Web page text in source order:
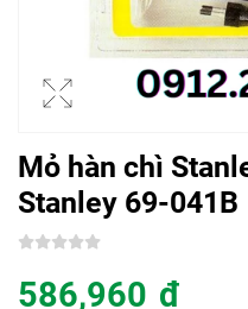
Mỏ hàn chì
Stanley 69-041B
586,960 đ